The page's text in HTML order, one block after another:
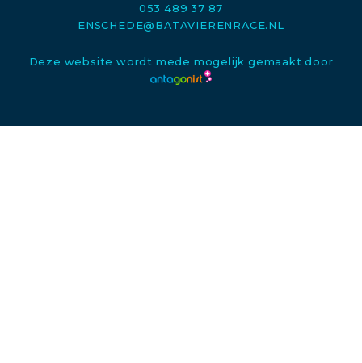
053 489 37 87
ENSCHEDE@BATAVIERENRACE.NL
Deze website wordt mede mogelijk gemaakt door